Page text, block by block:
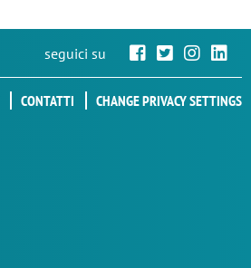
seguici su
CONTATTI CHANGE PRIVACY SETTINGS